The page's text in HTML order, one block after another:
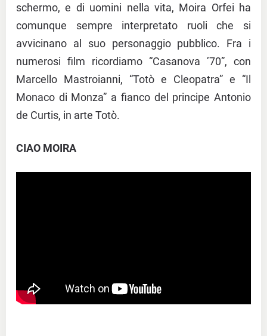
schermo, e di uomini nella vita, Moira Orfei ha
comunque sempre interpretato ruoli che si
avvicinano al suo personaggio pubblico. Fra i
numerosi film ricordiamo “Casanova ’70”, con
Marcello Mastroianni, “Totò e Cleopatra” e “Il
Monaco di Monza” a fianco del principe Antonio
de Curtis, in arte Totò.
CIAO MOIRA